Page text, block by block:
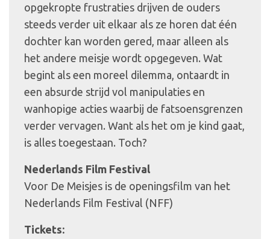
opgekropte frustraties drijven de ouders
steeds verder uit elkaar als ze horen dat één
dochter kan worden gered, maar alleen als
het andere meisje wordt opgegeven. Wat
begint als een moreel dilemma, ontaardt in
een absurde strijd vol manipulaties en
wanhopige acties waarbij de fatsoensgrenzen
verder vervagen. Want als het om je kind gaat,
is alles toegestaan. Toch?
Nederlands Film Festival
Voor De Meisjes is de openingsfilm van het
Nederlands Film Festival (NFF)
Tickets: